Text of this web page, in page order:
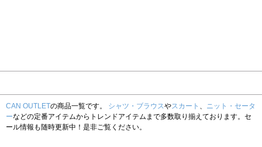
CAN OUTLETの商品一覧です。 シャツ・ブラウスやスカート 、 ニット・セータ
ーなどの定番アイテムからトレンドアイテムまで多数取り揃えております。セ
ール情報も随時更新中！是非ご覧ください。